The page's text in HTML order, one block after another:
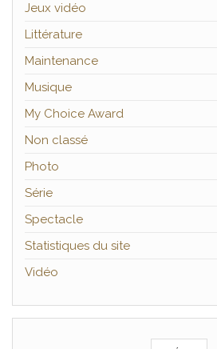
Jeux vidéo
Littérature
Maintenance
Musique
My Choice Award
Non classé
Photo
Série
Spectacle
Statistiques du site
Vidéo